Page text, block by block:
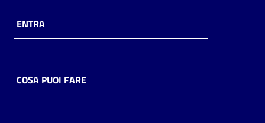
Risorse
online
ENTRA
COSA PUOI FARE